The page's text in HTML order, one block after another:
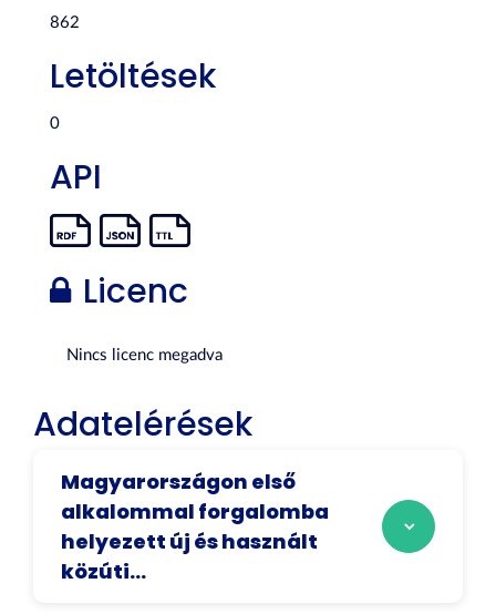
862
Letöltések
0
API
Licenc
Nincs licenc megadva
Adatelérések
Magyarországon első
alkalommal forgalomba
helyezett új és használt
közúti...